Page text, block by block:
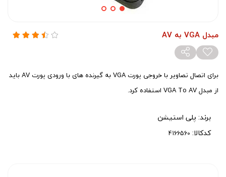
مبدل VGA به AV
برای اتصال تصاویر با خروجی پورت VGA به گیرنده های با ورودی پورت AV باید
از مبدل VGA To AV استفاده کرد.
برند: پلی استیشن
کدکالا: